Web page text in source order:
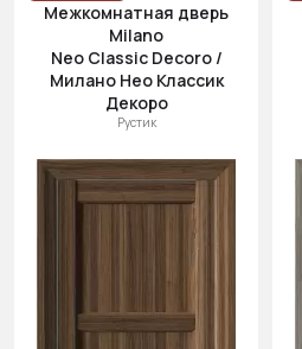
Межкомнатная дверь
Milano
Neo Classic Decoro /
Милано Нео Классик
Декоро
Рустик